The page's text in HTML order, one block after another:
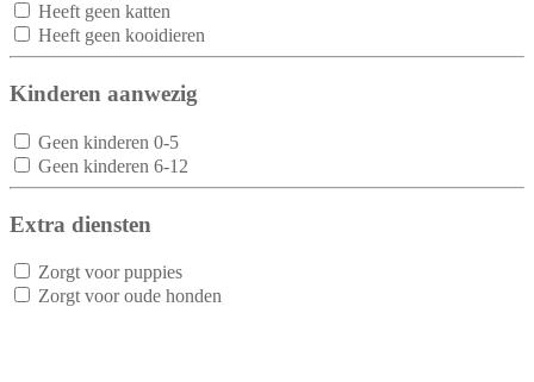
Heeft geen katten
Heeft geen kooidieren
Kinderen aanwezig
Geen kinderen 0-5
Geen kinderen 6-12
Extra diensten
Zorgt voor puppies
Zorgt voor oude honden